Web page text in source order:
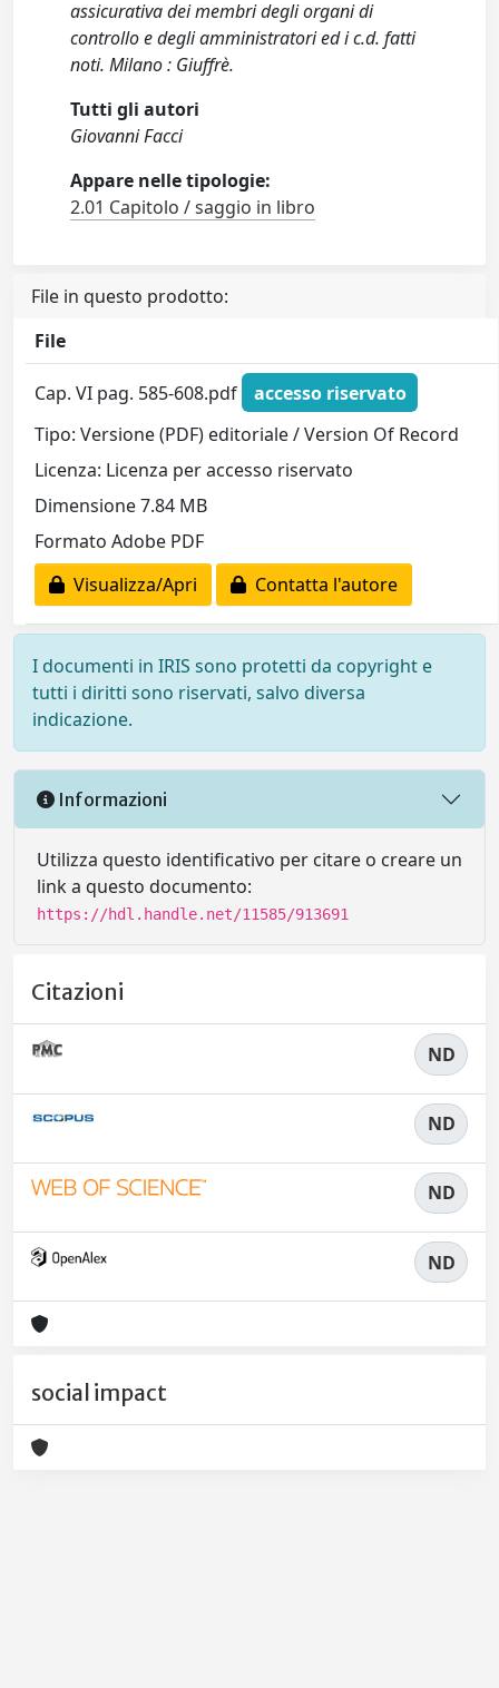
assicurativa dei membri degli organi di
controllo e degli amministratori ed i c.d. fatti
noti. Milano : Giuffrè.
Tutti gli autori
Giovanni Facci
Appare nelle tipologie:
2.01 Capitolo / saggio in libro
File in questo prodotto:
File
Cap. VI pag. 585-608.pdf
accesso riservato
Tipo: Versione (PDF) editoriale / Version Of Record
Licenza: Licenza per accesso riservato
Dimensione 7.84 MB
Formato Adobe PDF
Visualizza/Apri
Contatta l'autore
I documenti in IRIS sono protetti da copyright e
tutti i diritti sono riservati, salvo diversa
indicazione.
Informazioni
Utilizza questo identificativo per citare o creare un
link a questo documento:
https://hdl.handle.net/11585/913691
Citazioni
ND
ND
ND
ND
social impact